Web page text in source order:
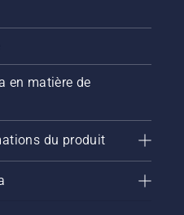
en matière de
du produit